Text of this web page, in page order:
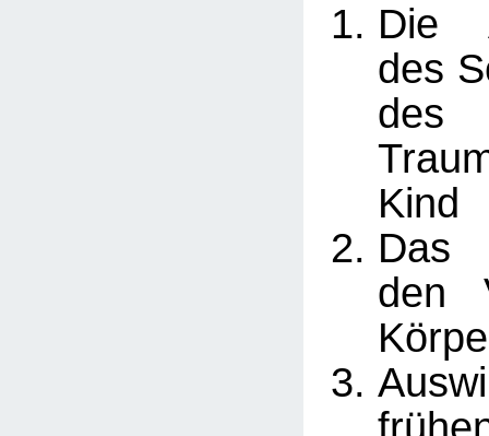
Die
des
des
Kind
Das
den